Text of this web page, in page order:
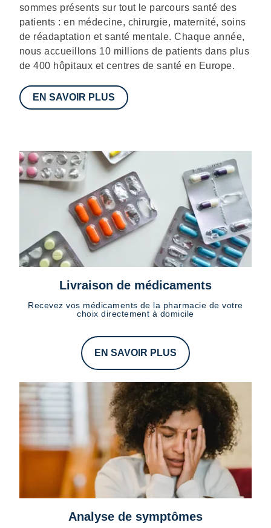
sommes présents sur tout le parcours santé des
patients : en médecine, chirurgie, maternité, soins
de réadaptation et santé mentale. Chaque année,
nous accueillons 10 millions de patients dans plus
de 400 hôpitaux et centres de santé en Europe.
EN SAVOIR PLUS
Livraison de médicaments
Recevez vos médicaments de la pharmacie de votre
choix directement à domicile
EN SAVOIR PLUS
Analyse de symptômes